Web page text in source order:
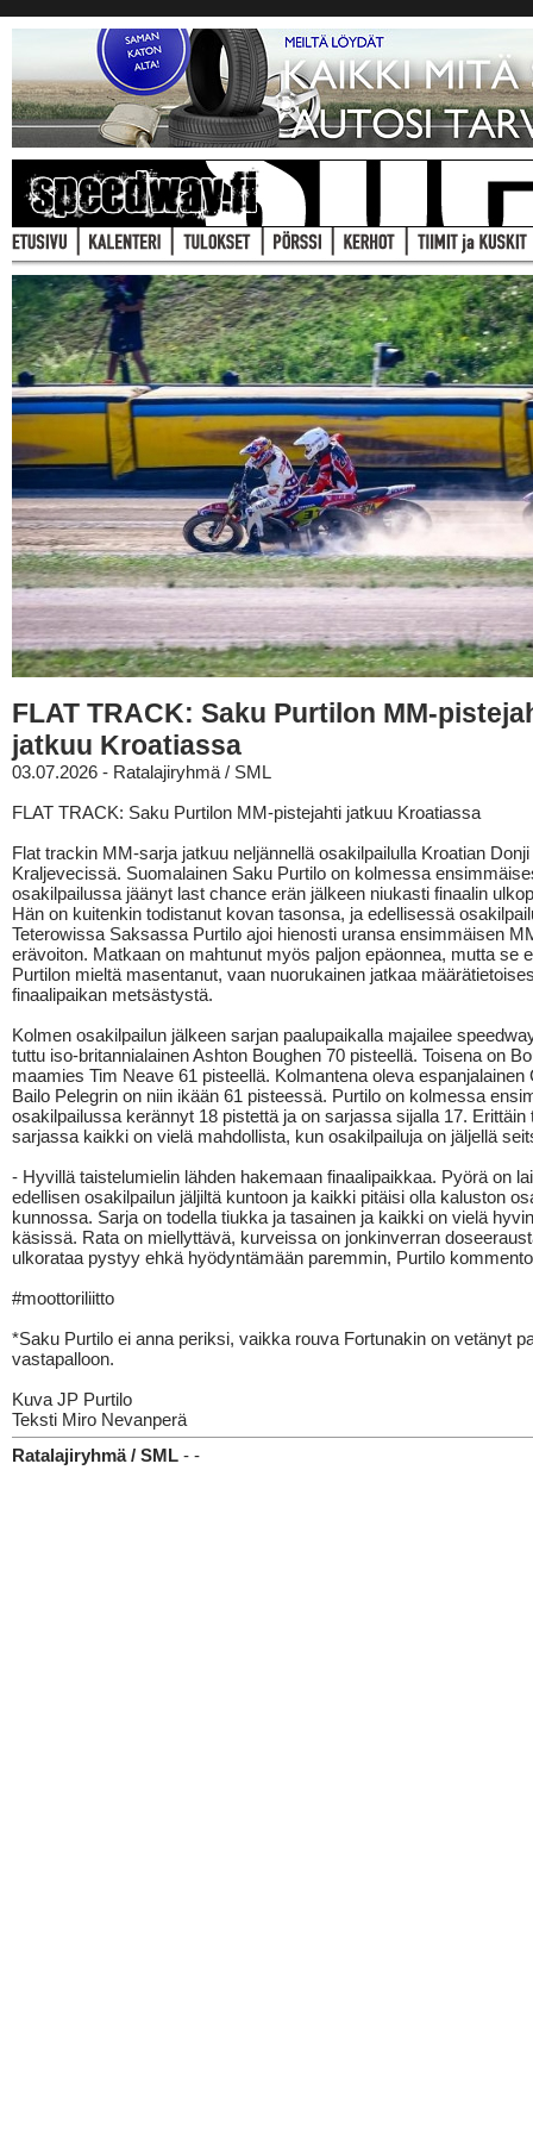
FLAT TRACK: Saku Purtilon MM-
jatkuu Kroatiassa
03.07.2026 - Ratalajiryhmä / SML
FLAT TRACK: Saku Purtilon MM-pistejahti jatkuu Kroatiassa
Flat trackin MM-sarja jatkuu neljännellä osakilpailulla Kroatian Donji
Kraljevecissä. Suomalainen Saku Purtilo on kolmessa
osakilpailussa jäänyt last chance erän jälkeen niukasti finaalin
Hän on kuitenkin todistanut kovan tasonsa, ja edellisessä
Teterowissa Saksassa Purtilo ajoi hienosti uransa ensimmäisen
erävoiton. Matkaan on mahtunut myös paljon epäonnea, mutta se
Purtilon mieltä masentanut, vaan nuorukainen jatkaa
finaalipaikan metsästystä.
Kolmen osakilpailun jälkeen sarjan paalupaikalla majailee
tuttu iso-britannialainen Ashton Boughen 70 pisteellä. Toisena on
maamies Tim Neave 61 pisteellä. Kolmantena oleva espanjalainen
Bailo Pelegrin on niin ikään 61 pisteessä. Purtilo on kolmessa
osakilpailussa kerännyt 18 pistettä ja on sarjassa sijalla 17. Erittäin
sarjassa kaikki on vielä mahdollista, kun osakilpailuja on jäljellä
- Hyvillä taistelumielin lähden hakemaan finaalipaikkaa. Pyörä on
edellisen osakilpailun jäljiltä kuntoon ja kaikki pitäisi olla kaluston
kunnossa. Sarja on todella tiukka ja tasainen ja kaikki on vielä
käsissä. Rata on miellyttävä, kurveissa on jonkinverran
ulkorataa pystyy ehkä hyödyntämään paremmin, Purtilo
#moottoriliitto
*Saku Purtilo ei anna periksi, vaikka rouva Fortunakin on vetänyt
vastapalloon.
Kuva JP Purtilo
Teksti Miro Nevanperä
Ratalajiryhmä / SML - -